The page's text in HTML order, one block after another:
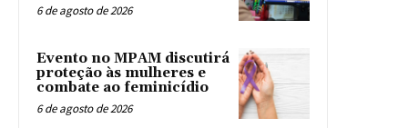
6 de agosto de 2026
Evento no MPAM discutirá
proteção às mulheres e
combate ao feminicídio
6 de agosto de 2026